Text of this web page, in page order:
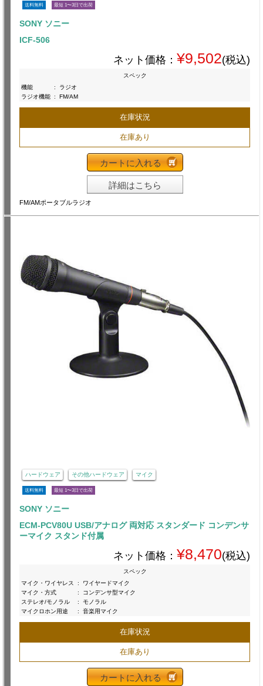
送料無料 最短 1〜3日で出荷
SONY ソニー
ICF-506
ネット価格： ¥9,502(税込)
スペック
機能
:
ラジオ
ラジオ機能 : FM/AM
在庫状況
在庫あり
カートに入れる
詳細はこちら
FM/AMポータブルラジオ
ハードウェア その他ハードウェア マイク
送料無料 最短 1〜3日で出荷
SONY ソニー
ECM-PCV80U USB/アナログ 両対応 スタンダード コンデンサ
ーマイク スタンド付属
ネット価格： ¥8,470(税込)
スペック
マイク・ワイヤレス
:
ワイヤードマイク
マイク・方式
:
コンデンサ型マイク
ステレオ/モノラル
:
モノラル
マイクロホン用途
: 音楽用マイク
在庫状況
在庫あり
カートに入れる